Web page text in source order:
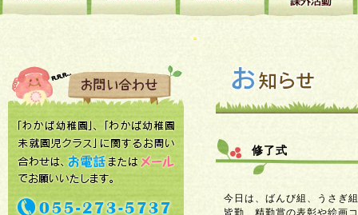
修了式
今日は、ばんび組、うさぎ
皆勤、精勤賞の表彰や絵画